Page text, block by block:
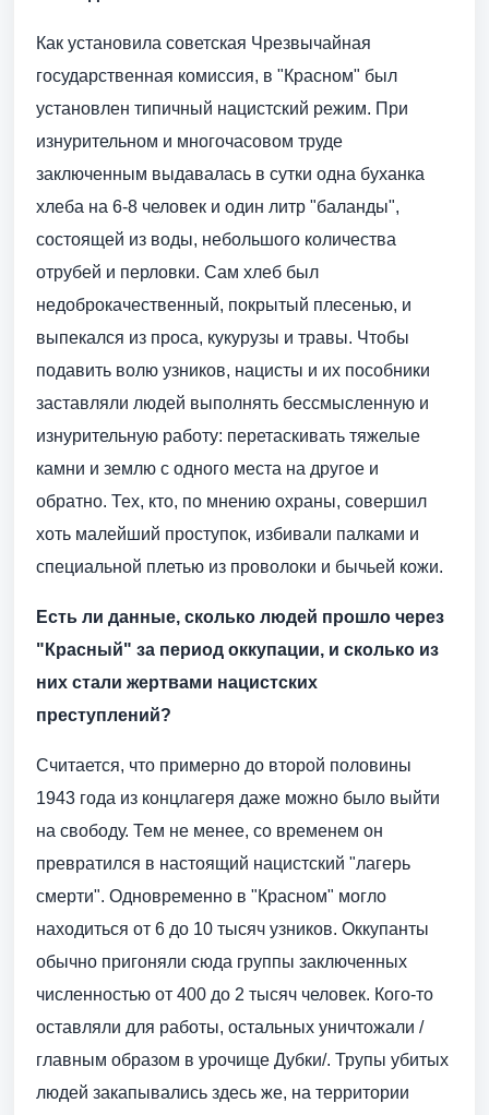
Как установила советская Чрезвычайная
государственная комиссия, в "Красном" был
установлен типичный нацистский режим. При
изнурительном и многочасовом труде
заключенным выдавалась в сутки одна буханка
хлеба на 6-8 человек и один литр "баланды",
состоящей из воды, небольшого количества
отрубей и перловки. Сам хлеб был
недоброкачественный, покрытый плесенью, и
выпекался из проса, кукурузы и травы. Чтобы
подавить волю узников, нацисты и их пособники
заставляли людей выполнять бессмысленную и
изнурительную работу: перетаскивать тяжелые
камни и землю с одного места на другое и
обратно. Тех, кто, по мнению охраны, совершил
хоть малейший проступок, избивали палками и
специальной плетью из проволоки и бычьей кожи.
Есть ли данные, сколько людей прошло через
"Красный" за период оккупации, и сколько из
них стали жертвами нацистских
преступлений?
Считается, что примерно до второй половины
1943 года из концлагеря даже можно было выйти
на свободу. Тем не менее, со временем он
превратился в настоящий нацистский "лагерь
смерти". Одновременно в "Красном" могло
находиться от 6 до 10 тысяч узников. Оккупанты
обычно пригоняли сюда группы заключенных
численностью от 400 до 2 тысяч человек. Кого-то
оставляли для работы, остальных уничтожали /
главным образом в урочище Дубки/. Трупы убитых
людей закапывались здесь же, на территории